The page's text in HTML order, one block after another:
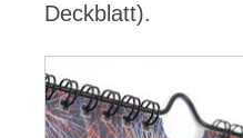
Deckblatt).